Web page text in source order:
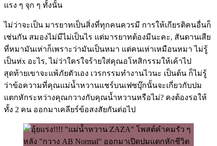
แรง ๆ จุก ๆ ทั้งนั้น
ไม่ว่าจะเป็น มารยาทเป็นสิ่งที่ทุกคนควรมี การให้เกียรติคนอื่นก็
เช่นกัน สมองไม่มีไม่เป็นไร แต่มารยาทต้องมีนะคะ, สันดานเสีย
ที่หมามันเห่าก็เพราะว่ามันเป็นหมา แต่คนเห่าเหมือนหมา ไม่รู้
เป็นห่x อะไร, ไม่ว่าใครใจร้ายใส่คุณอโหสิกรรมให้เค้าไป
สุดท้ายเขาจะแพ้ภัยตัวเอง เวรกรรมทำงานไวนะ เป็นต้น ก็ไม่รู้
ว่าข้อความที่คุณแม่น้ำหวานแชร์บนเฟซบุ๊กนั้นจะเกี่ยวกับปม
แตกหักระหว่างคุณกวางกับคุณน้ำหวานหรือไม่? คงต้องรอให้
ทั้ง 2 คน ออกมาเคลียร์ข้อสงสัยกันต่อไป